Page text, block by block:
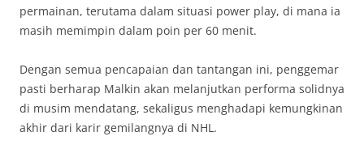
permainan, terutama dalam situasi power play, di mana ia
masih memimpin dalam poin per 60 menit.
Dengan semua pencapaian dan tantangan ini, penggemar
pasti berharap Malkin akan melanjutkan performa solidnya
di musim mendatang, sekaligus menghadapi kemungkinan
akhir dari karir gemilangnya di NHL.